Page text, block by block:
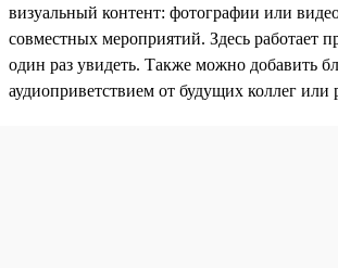
визуальный контент: фотографии или
совместных мероприятий. Здесь
один раз увидеть. Также можно добавить
аудиоприветствием от будущих коллег или